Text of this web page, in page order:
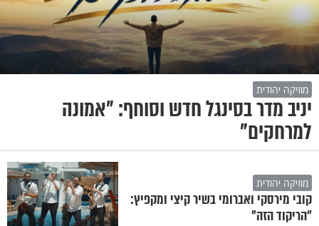
מוזיקה יהודית
יניב מדר בסינגל חדש וסוחף: "אמונה
למרחקים"
מוזיקה יהודית
קובי מירסקי ואברומי בשיר קיצי ומקפיץ:
"הריקוד הזה"